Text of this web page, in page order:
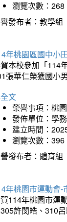
瀏覽次數：268
發布者：教學組
年桃園區國中小
本校參加「114
張華仁榮獲國小
文
榮譽事項：桃
發佈單位：學
建立時間：
瀏覽次數：396
發布者：體育組
年桃園市運動會-
114年桃園市運
許閔皓、310